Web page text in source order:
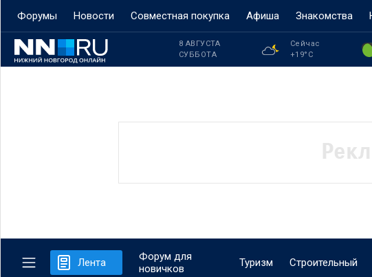
Форумы Новости Совместная покупка Афиша Знакомства
8 АВГУСТА
СУББОТА
Сейчас
+19°C
Лента
Форум для
новичков
Туризм Строительный